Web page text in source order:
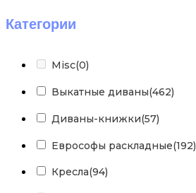
Категории
Misc(0)
Выкатные диваны(462)
Диваны-книжки(57)
Еврософы раскладные(192)
Кресла(94)